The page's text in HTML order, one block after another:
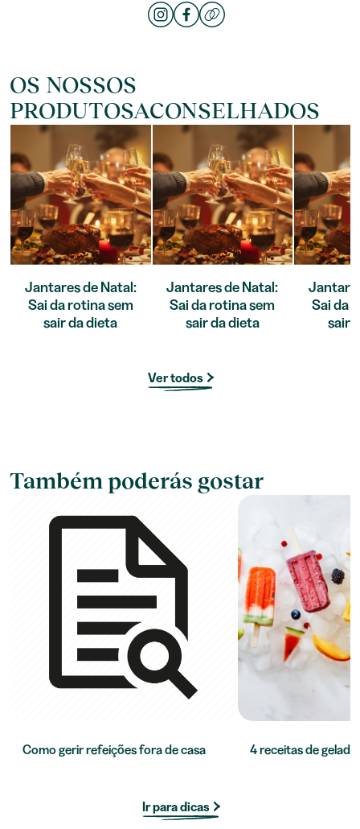
OS NOSSOS
PRODUTOSACONSELHADOS
Jantares de Natal:
Sai da rotina sem
sair da dieta
Jantares de Natal:
Sai da rotina sem
sair da dieta
Sai da
sair
Ver todos
Também poderás gostar
Como gerir refeições fora de casa 4 receitas de
Ir para dicas